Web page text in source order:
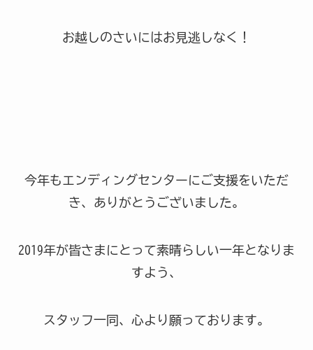
お越しのさいにはお見逃しなく！
今年もエンディングセンターにご支援をいただ
き、ありがとうございました。
2019年が皆さまにとって素晴らしい一年となりま
すよう、
スタッフ一同、心より願っております。